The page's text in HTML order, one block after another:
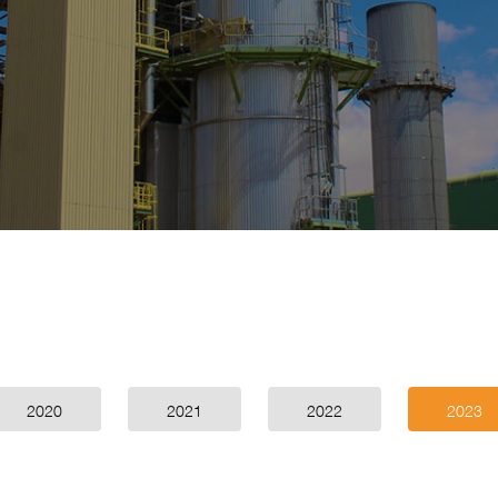
سنوات
التميز
2023
2022
2021
2020